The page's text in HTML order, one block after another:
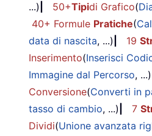
...)
50+Tipidi Grafico(
40+ Formule Pratiche(
data di nascita, ...) 19
Inserimento(Inserisci
Immagine dal Percorso, ...)
Conversione(Converti in
tasso di cambio, ...) 7
Dividi(Unione avanzata